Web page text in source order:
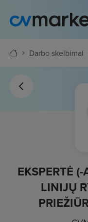
Darbo skelbimai
EKSPERTĖ
LINIJŲ